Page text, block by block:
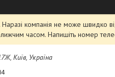
компанія не може швидко
часом. Напишіть номер
Київ, Україна